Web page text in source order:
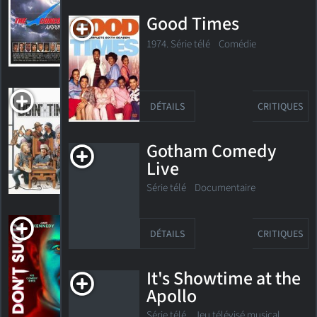
HORAIRES DÉTAILS CRITIQUE
1
Doin' Time
1985. 1h21m Comédie
DÉTAILSCRITIQUES
Don't Suck
DÉTAILS CRITIQUES
Good Times
1974. Série télé Comédie
DÉTAILS CRITIQUES
Gotham Comedy
Live
Série télé Documentaire
DÉTAILS CRITIQUES
It's Showtime at the
Apollo